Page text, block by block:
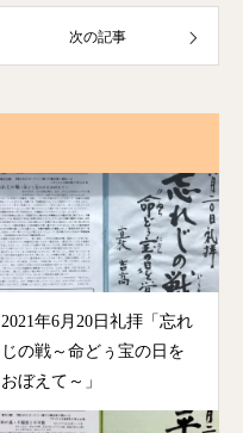
次の記事
2021年6月20日礼拝「忘れ
じの戦～命どぅ宝の日を
おぼえて～」